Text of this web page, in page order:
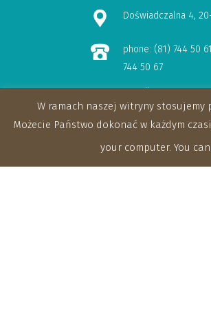
Doświadczalna 4,
phone: (81) 744 50
744 50 67
e-mail:
W ramach naszej witryny stosujemy
Możecie Państwo dokonać w każdym
your computer. You